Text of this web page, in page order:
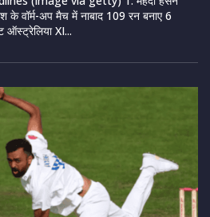
के वॉर्म-अप मैच में नाबाद 109 रन बनाए 6
ऑस्ट्रेलिया XI...